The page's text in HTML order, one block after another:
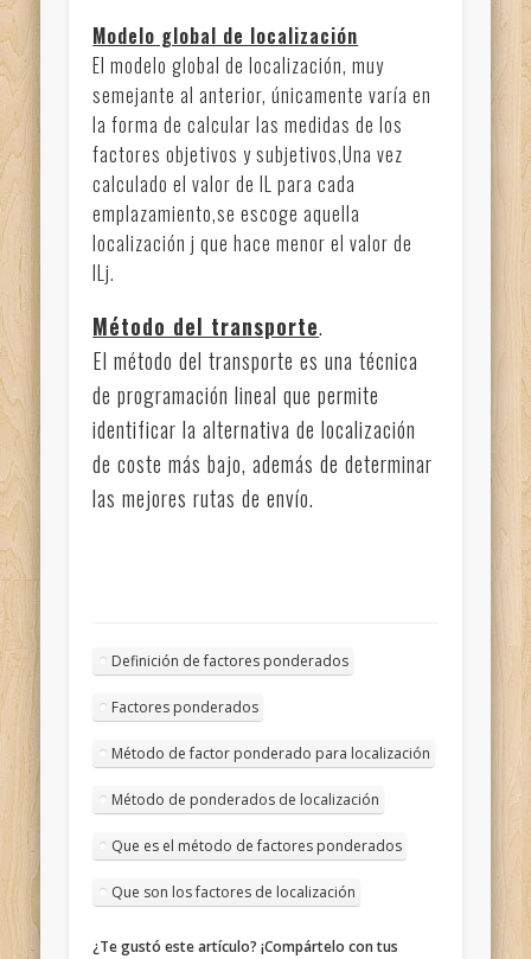
Modelo global de localización
El modelo global de localización, muy
semejante al anterior, únicamente varía en
la forma de calcular las medidas de los
factores objetivos y subjetivos,Una vez
calculado el valor de IL para cada
emplazamiento,se escoge aquella
localización j que hace menor el valor de
ILj.
Método del transporte.
El método del transporte es una técnica
de programación lineal que permite
identificar la alternativa de localización
de coste más bajo, además de determinar
las mejores rutas de envío.
Definición de factores ponderados
Factores ponderados
Método de factor ponderado para localización
Método de ponderados de localización
Que es el método de factores ponderados
Que son los factores de localización
¿Te gustó este artículo? ¡Compártelo con tus